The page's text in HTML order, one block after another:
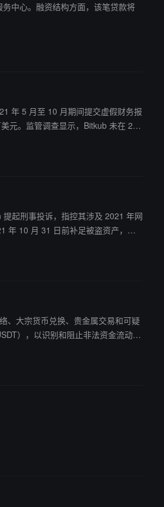
中心。融资结构方面，该笔贷款将
年 5 月至 10 月期间提交虚假财务报
元。监管调查显示，Bitkub 未在 202
相同数量和币种购入替代资产承担
起刑事投诉，指控其涉及 2021 年网
在首次公开募股，包括可能在香港
、大宗货币兑换、贵金属交易和可疑
），以识别和阻止非法资金流动。